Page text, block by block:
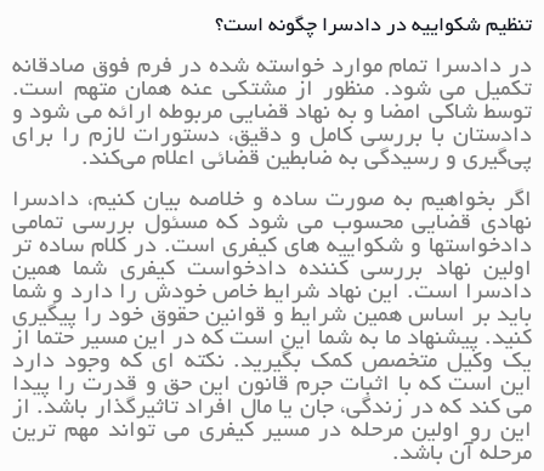
تنظیم شکواییه در دادسرا چگونه است؟
در دادسرا تمام موارد خواسته شده در فرم فوق صادقانه
تکمیل می شود. منظور از مشتکی عنه همان متهم است.
توسط شاکی امضا و به نهاد قضایی مربوطه ارائه می شود و
دادستان با بررسی کامل و دقیق، دستورات لازم را برای
پی‌گیری و رسیدگی به ضابطین قضائی اعلام می‌کند.
اگر بخواهیم به صورت ساده و خلاصه بیان کنیم، دادسرا
نهادی قضایی محسوب می شود که مسئول بررسی تمامی
دادخواستها و شکواییه های کیفری است. در کلام ساده تر
اولین نهاد بررسی کننده دادخواست کیفری شما همین
دادسرا است. این نهاد شرایط خاص خودش را دارد و شما
باید بر اساس همین شرایط و قوانین حقوق خود را پیگیری
کنید. پیشنهاد ما به شما این است که در این مسیر حتما از
یک وکیل متخصص کمک بگیرید. نکته ای که وجود دارد
این است که با اثبات جرم قانون این حق و قدرت را پیدا
می کند که در زندگی، جان یا مال افراد تاثیرگذار باشد. از
این رو اولین مرحله در مسیر کیفری می تواند مهم ترین
مرحله آن باشد.